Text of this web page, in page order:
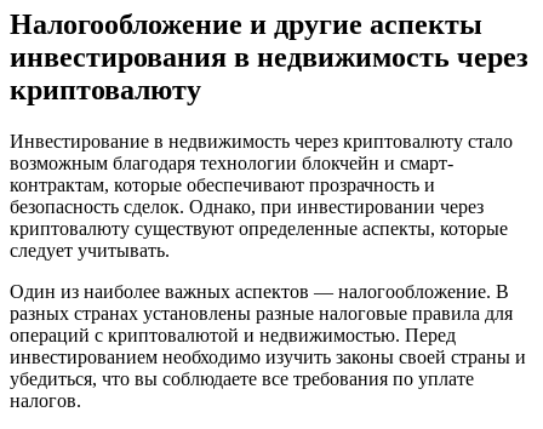
Налогообложение и другие аспекты
инвестирования в недвижимость через
криптовалюту
Инвестирование в недвижимость через криптовалюту стало
возможным благодаря технологии блокчейн и смарт-
контрактам, которые обеспечивают прозрачность и
безопасность сделок. Однако, при инвестировании через
криптовалюту существуют определенные аспекты, которые
следует учитывать.
Один из наиболее важных аспектов — налогообложение. В
разных странах установлены разные налоговые правила для
операций с криптовалютой и недвижимостью. Перед
инвестированием необходимо изучить законы своей страны и
убедиться, что вы соблюдаете все требования по уплате
налогов.